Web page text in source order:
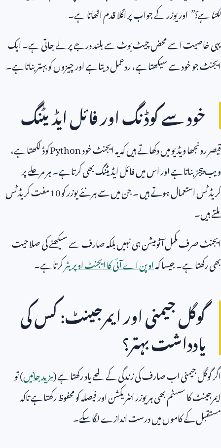
لگتا ہے؟”اور یوزر کے جواب پر اگلا قدم اٹھاتا ہے۔
یہی خاصیت اسے محض چیٹ بوٹ سے بلند درجے پر لے جاتی ہے۔ ایک
ایجنٹ جو خود سے سیکھتا ہے، ردعمل دیتا ہے اور چیزوں کو بہتر بناتا ہے۔
خود سے کوڈنگ اور فائل ایڈیٹنگ
قیصر رونجھا ویڈیو میں دکھاتے ہیں کہ یہ ایجنٹ خودPythonکوڈ لکھتا ہے،
ویب پیجز بناتا ہے اور اس میں فائل ایڈیٹنگ بھی کرتا ہے۔ ہر مرحلے پر
کریڈٹس استعمال ہوتے ہیں ۔ جن میں سے ہر نئے یوزر کو10مفت کریڈٹس
ملتے ہیں۔
ایجنٹ صرف مکمل آٹومیشن ہی نہیں بلکہ صارف سے سیکھنے کی صلاحیت
بھی رکھتا ہے۔ جیسا کہاوپن اے آئی کا ایجنٹ اوپریٹرکرتا ہے۔
گوگل جیمنی اور ایمرجینٹ: کس کی
یادداشت بہتر؟
اگر گوگل جیمنی اب صارف کی زندگی کے لمحے یاد رکھتا ہے (مزید جانیں) تو
ایمرجینٹ کا سسٹم بھی ہر یوزر انٹریکشن اور فیصلہ کو محفوظ رکھتا ہے تاکہ
مستقبل کے کاموں میں درست اندازے لگا سکے۔